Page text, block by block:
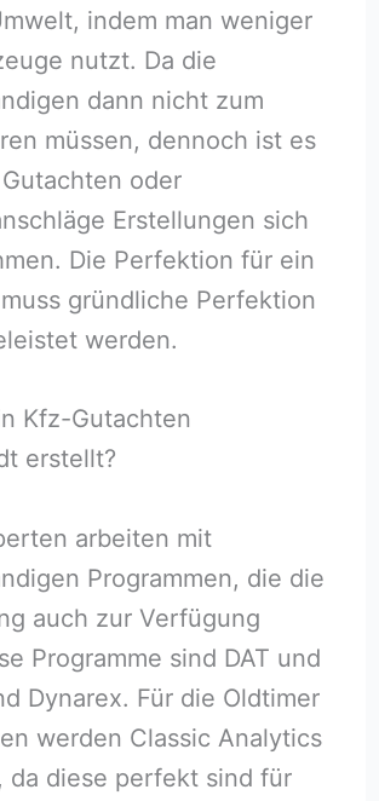
indem man weniger
nutzt. Da die
dann nicht zum
müssen, dennoch ist es
oder
Erstellungen sich
Die Perfektion für ein
gründliche Perfektion
werden.
Kfz-Gutachten
erstellt?
arbeiten mit
Programmen, die die
auch zur Verfügung
Programme sind DAT und
Dynarex. Für die Oldtimer
werden Classic Analytics
da diese perfekt sind für